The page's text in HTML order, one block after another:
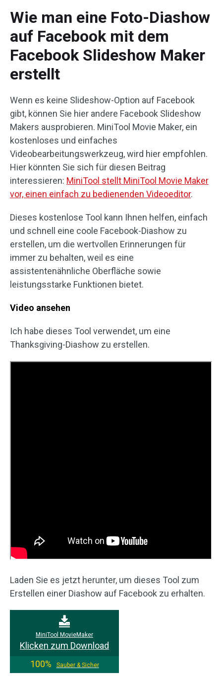
Wie man eine Foto-Diashow
auf Facebook mit dem
Facebook Slideshow Maker
erstellt
Wenn es keine Slideshow-Option auf Facebook
gibt, können Sie hier andere Facebook Slideshow
Makers ausprobieren. MiniTool Movie Maker, ein
kostenloses und einfaches
Videobearbeitungswerkzeug, wird hier empfohlen.
Hier könnten Sie sich für diesen Beitrag
interessieren: MiniTool stellt MiniTool Movie Maker
vor, einen einfach zu bedienenden Videoeditor.
Dieses kostenlose Tool kann Ihnen helfen, einfach
und schnell eine coole Facebook-Diashow zu
erstellen, um die wertvollen Erinnerungen für
immer zu behalten, weil es eine
assistentenähnliche Oberfläche sowie
leistungsstarke Funktionen bietet.
Video ansehen
Ich habe dieses Tool verwendet, um eine
Thanksgiving-Diashow zu erstellen.
Laden Sie es jetzt herunter, um dieses Tool zum
Erstellen einer Diashow auf Facebook zu erhalten.
MiniTool MovieMaker
Klicken zum Download
100%
Sauber & Sicher